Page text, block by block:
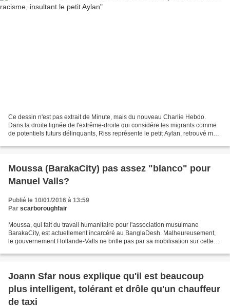
Ce dessin n'est pas extrait de Minute, mais du nouveau Charlie Hebdo.
Dans la droite lignée de l'extrême-droite qui considére les migrants comme
de potentiels futurs délinquants, Riss représente le petit Aylan, retrouvé mort
Moussa (BarakaCity) pas assez "blanco" pour
Manuel Valls?
Publié le 10/01/2016 à 13:59
Par scarboroughfair
Moussa, qui fait du travail humanitaire pour l'association musulmane
BarakaCity, est actuellement incarcéré au BanglaDesh. Malheureusement,
le gouvernement Hollande-Valls ne brille pas par sa mobilisation sur cette
Joann Sfar nous explique qu'il est beaucoup
plus intelligent, tolérant et drôle qu'un chauffeur
de taxi